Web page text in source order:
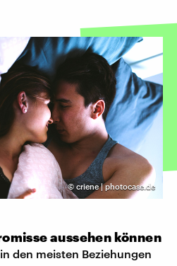
©criene | photocase.de
aussehen können
den meisten Beziehungen